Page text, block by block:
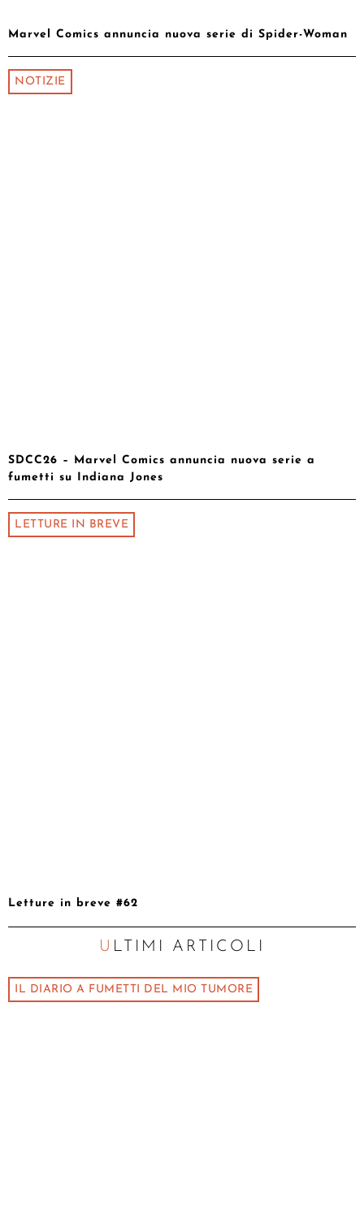
Marvel Comics annuncia nuova serie di Spider-Woman
NOTIZIE
SDCC26 – Marvel Comics annuncia nuova serie a
fumetti su Indiana Jones
LETTURE IN BREVE
Letture in breve #62
ULTIMI ARTICOLI
IL DIARIO A FUMETTI DEL MIO TUMORE